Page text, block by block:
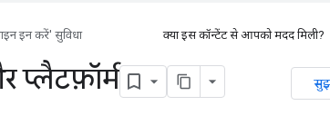
इन करें' सुविधा क्या इस कॉन्टेंट से आपको मदद मिली?
प्लैटफ़ॉर्म